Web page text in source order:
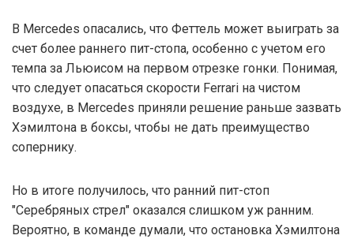
В Mercedes опасались, что Феттель может выиграть за
счет более раннего пит-стопа, особенно с учетом его
темпа за Льюисом на первом отрезке гонки. Понимая,
что следует опасаться скорости Ferrari на чистом
воздухе, в Mercedes приняли решение раньше зазвать
Хэмилтона в боксы, чтобы не дать преимущество
сопернику.
Но в итоге получилось, что ранний пит-стоп
"Серебряных стрел" оказался слишком уж ранним.
Вероятно, в команде думали, что остановка Хэмилтона